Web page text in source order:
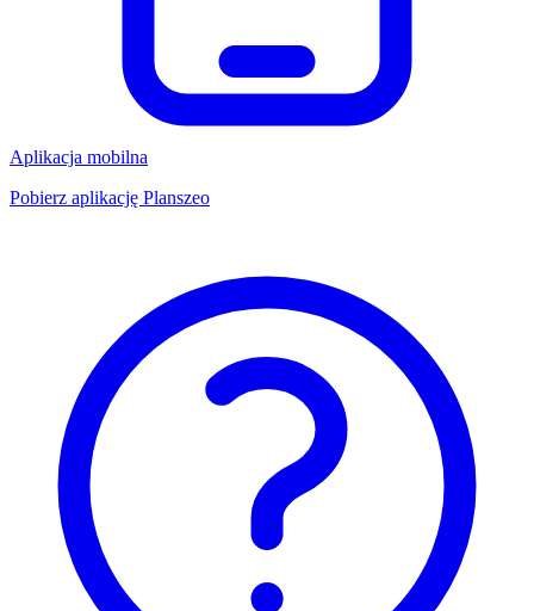
Aplikacja mobilna
Pobierz aplikację Planszeo